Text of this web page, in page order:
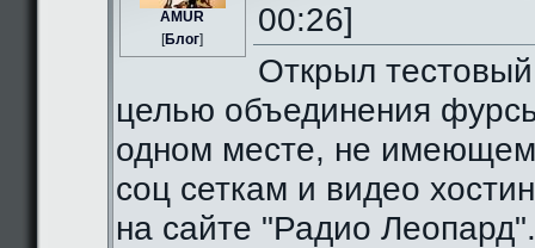
AMUR
[Блог]
00:26]
Открыл
целью объединения
одном месте, не
соц сеткам и видео
на сайте "Радио